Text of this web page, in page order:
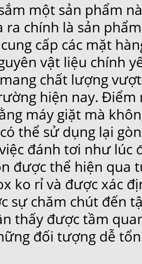
một sản phẩm
ra chính là sản
cấp các mặt
vật liệu chính
chất lượng
hiện nay. Điểm
máy giặt mà
thể sử dụng lại
đánh tơi như lúc
được thể hiện qua
ko rỉ và được xác
sự chăm chút đến
thấy được tầm
đối tượng dễ